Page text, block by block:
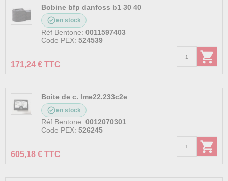
Bobine bfp danfoss b1 30 40
en stock
Réf Bentone: 0011597403
Code PEX: 524539
171,24 € TTC
Boite de c. lme22.233c2e
en stock
Réf Bentone: 0012070301
Code PEX: 526245
605,18 € TTC